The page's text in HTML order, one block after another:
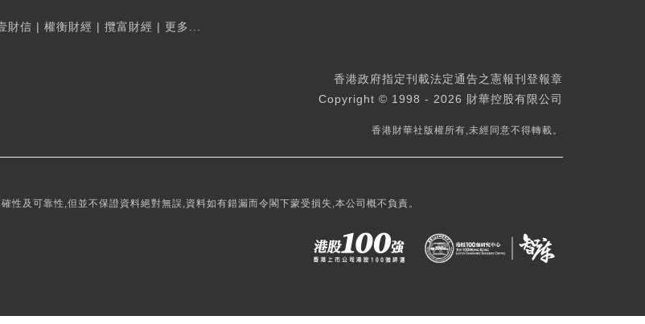
財信 | 權衡財經 | 攬富財經 | 更多...
香港政府指定刊載法定通告之憲報刊登報章
Copyright © 1998 - 2026 財華控股有限公司
香港財華社版權所有,未經同意不得轉載。
及可靠性,但並不保證資料絕對無誤,資料如有錯漏而令閣下蒙受損失,本公司概不負責。